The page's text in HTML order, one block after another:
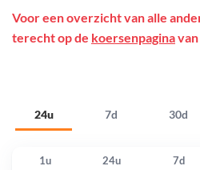
24u 7d 30d
Voor een overzicht van alle
terecht op de koersenpagina
1u 24u 7d